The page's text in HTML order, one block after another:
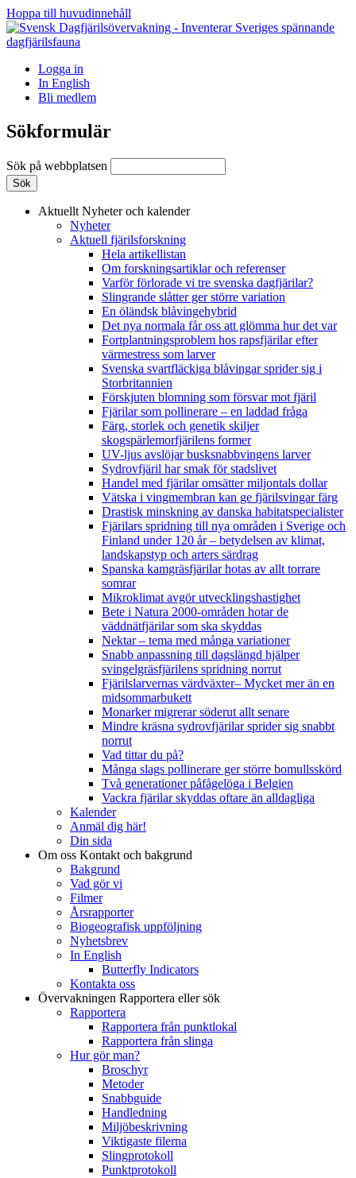
Hoppa till huvudinnehåll
Logga in
In English
Bli medlem
Sökformulär
Sök på webbplatsen
Aktuellt Nyheter och kalender
Nyheter
Aktuell fjärilsforskning
Hela artikellistan
Om forskningsartiklar och referenser
Varför förlorade vi tre svenska dagfjärilar?
Slingrande slåtter ger större variation
En öländsk blåvingehybrid
Det nya normala får oss att glömma hur det var
Fortplantningsproblem hos rapsfjärilar efter
värmestress som larver
Svenska svartfläckiga blåvingar sprider sig i
Storbritannien
Förskjuten blomning som försvar mot fjäril
Fjärilar som pollinerare – en laddad fråga
Färg, storlek och genetik skiljer
skogspärlemorfjärilens former
UV-ljus avslöjar busksnabbvingens larver
Sydrovfjäril har smak för stadslivet
Handel med fjärilar omsätter miljontals dollar
Vätska i vingmembran kan ge fjärilsvingar färg
Drastisk minskning av danska habitatspecialister
Fjärilars spridning till nya områden i Sverige och
Finland under 120 år– betydelsen av klimat,
landskapstyp och arters särdrag
Spanska kamgräsfjärilar hotas av allt torrare
somrar
Mikroklimat avgör utvecklingshastighet
Bete i Natura 2000-områden hotar de
väddnätfjärilar som ska skyddas
Nektar – tema med många variationer
Snabb anpassning till dagslängd hjälper
svingelgräsfjärilens spridning norrut
Fjärilslarvernas värdväxter– Mycket mer än en
midsommarbukett
Monarker migrerar söderut allt senare
Mindre kräsna sydrovfjärilar sprider sig snabbt
norrut
Vad tittar du på?
Många slags pollinerare ger större bomullsskörd
Två generationer påfågelöga i Belgien
Vackra fjärilar skyddas oftare än alldagliga
Kalender
Anmäl dig här!
Din sida
Om oss Kontakt och bakgrund
Bakgrund
Vad gör vi
Filmer
Årsrapporter
Biogeografisk uppföljning
Nyhetsbrev
In English
Butterfly Indicators
Kontakta oss
Övervakningen Rapportera eller sök
Rapportera
Rapportera från punktlokal
Rapportera från slinga
Hur gör man?
Broschyr
Metoder
Snabbguide
Handledning
Miljöbeskrivning
Viktigaste filerna
Slingprotokoll
Punktprotokoll